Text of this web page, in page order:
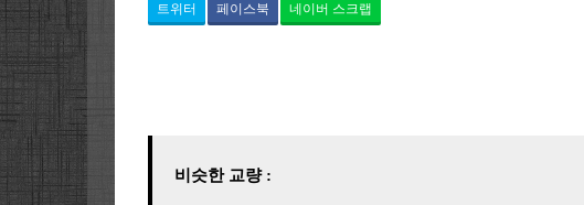
트위터 페이스북 네이버 스크랩
비슷한 교량 :